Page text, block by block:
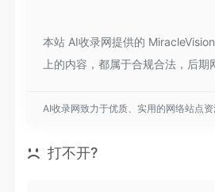
本站 AI收录网提供的
上的内容，都属于合规合法，后
AI收录网致力于优质、实用的网络站点资
打不开?